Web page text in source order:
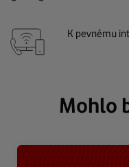
K pevnému
Mohlo